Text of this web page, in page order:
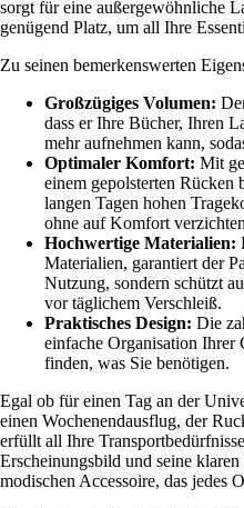
sorgt für eine außergewöhnliche
genügend Platz, um all Ihre
Zu seinen bemerkenswerten
Großzügiges Volumen:
dass er Ihre Bücher, Ihren
mehr aufnehmen kann,
Optimaler Komfort: Mit
einem gepolsterten Rücken
langen Tagen hohen
ohne auf Komfort
Hochwertige Materialien:
Materialien, garantiert der
Nutzung, sondern schützt
vor täglichem Verschleiß.
Praktisches Design: Die
einfache Organisation Ihrer
finden, was Sie benötigen.
Egal ob für einen Tag an der
einen Wochenendausflug, der
erfüllt all Ihre
Erscheinungsbild und seine
modischen Accessoire, das jedes